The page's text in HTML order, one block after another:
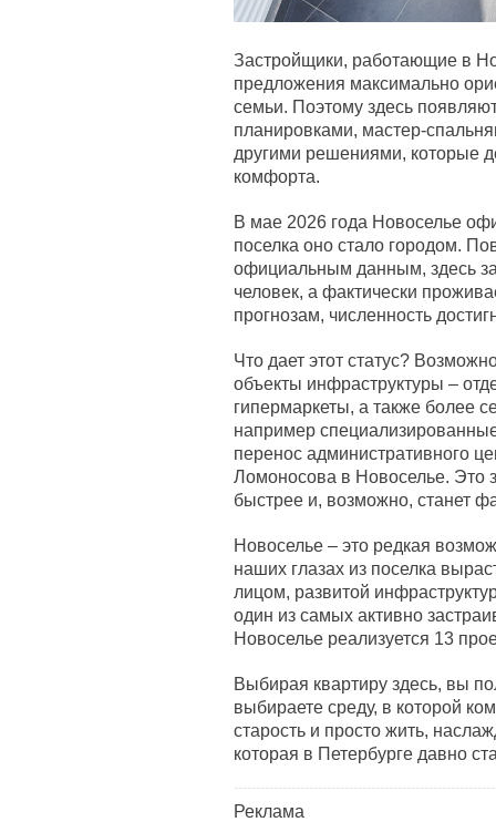
Застройщики, работающие в
предложения максимально
семьи. Поэтому здесь
планировками, мастер-
другими решениями, которые
комфорта.
В мае 2026 года Новоселье
поселка оно стало городом.
официальным данным, здесь
человек, а фактически
прогнозам, численность
Что дает этот статус?
объекты инфраструктуры –
гипермаркеты, а также более
например
перенос административного
Ломоносова в Новоселье. Это
быстрее и, возможно, станет
Новоселье – это редкая
наших глазах из поселка
лицом, развитой
один из самых активно
Новоселье реализуется 13
Выбирая квартиру здесь, вы
выбираете среду, в которой
старость и просто жить,
которая в Петербурге давно
Реклама